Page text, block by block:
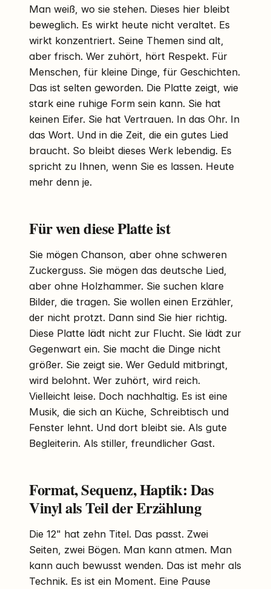
Man weiß, wo sie stehen. Dieses hier bleibt
beweglich. Es wirkt heute nicht veraltet. Es
wirkt konzentriert. Seine Themen sind alt,
aber frisch. Wer zuhört, hört Respekt. Für
Menschen, für kleine Dinge, für Geschichten.
Das ist selten geworden. Die Platte zeigt, wie
stark eine ruhige Form sein kann. Sie hat
keinen Eifer. Sie hat Vertrauen. In das Ohr. In
das Wort. Und in die Zeit, die ein gutes Lied
braucht. So bleibt dieses Werk lebendig. Es
spricht zu Ihnen, wenn Sie es lassen. Heute
mehr denn je.
Für wen diese Platte ist
Sie mögen Chanson, aber ohne schweren
Zuckerguss. Sie mögen das deutsche Lied,
aber ohne Holzhammer. Sie suchen klare
Bilder, die tragen. Sie wollen einen Erzähler,
der nicht protzt. Dann sind Sie hier richtig.
Diese Platte lädt nicht zur Flucht. Sie lädt zur
Gegenwart ein. Sie macht die Dinge nicht
größer. Sie zeigt sie. Wer Geduld mitbringt,
wird belohnt. Wer zuhört, wird reich.
Vielleicht leise. Doch nachhaltig. Es ist eine
Musik, die sich an Küche, Schreibtisch und
Fenster lehnt. Und dort bleibt sie. Als gute
Begleiterin. Als stiller, freundlicher Gast.
Format, Sequenz, Haptik: Das
Vinyl als Teil der Erzählung
Die 12" hat zehn Titel. Das passt. Zwei
Seiten, zwei Bögen. Man kann atmen. Man
kann auch bewusst wenden. Das ist mehr als
Technik. Es ist ein Moment. Eine Pause